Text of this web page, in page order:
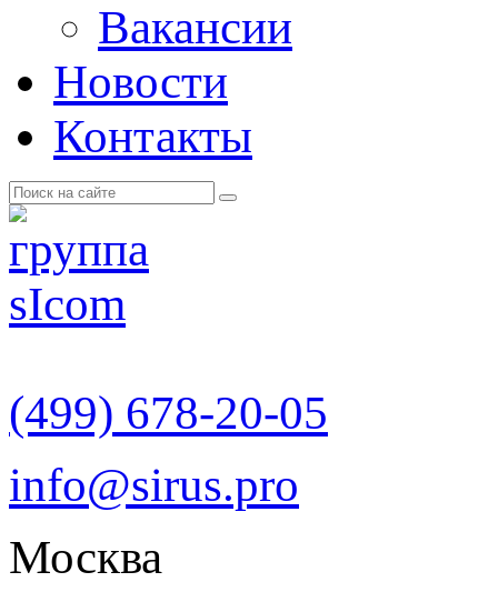
Вакансии
Новости
Контакты
(499) 678-20-05
info@sirus.pro
Москва